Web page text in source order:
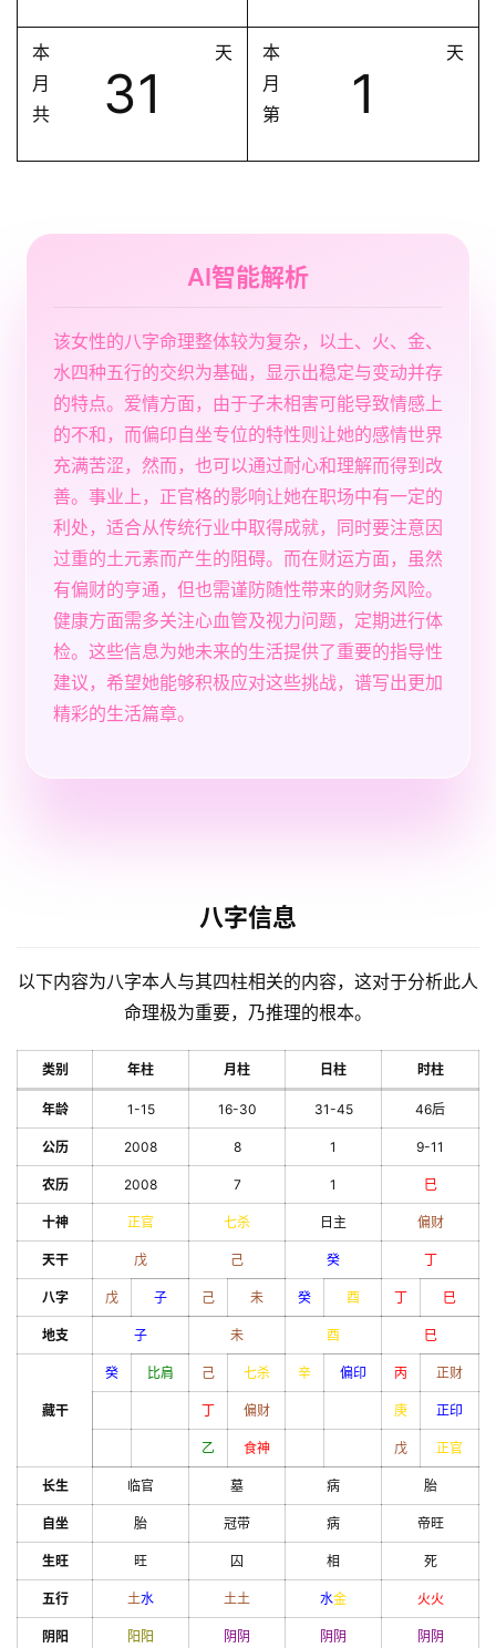
本
月
共
31
天
本
月
第
1
天
AI智能解析
该女性的八字命理整体较为复杂，以土、火、金、
水四种五行的交织为基础，显示出稳定与变动并存
的特点。爱情方面，由于子未相害可能导致情感上
的不和，而偏印自坐专位的特性则让她的感情世界
充满苦涩，然而，也可以通过耐心和理解而得到改
善。事业上，正官格的影响让她在职场中有一定的
利处，适合从传统行业中取得成就，同时要注意因
过重的土元素而产生的阻碍。而在财运方面，虽然
有偏财的亨通，但也需谨防随性带来的财务风险。
健康方面需多关注心血管及视力问题，定期进行体
检。这些信息为她未来的生活提供了重要的指导性
建议，希望她能够积极应对这些挑战，谱写出更加
精彩的生活篇章。
八字信息
以下内容为八字本人与其四柱相关的内容，这对于分析此人
命理极为重要，乃推理的根本。
类别 年柱 月柱 日柱 时柱
年龄 1-15 16-30 31-45 46后
公历 2008 8 1 9-11
农历 2008 7 1 巳
十神 正官 七杀 日主 偏财
天干 戊 己 癸 丁
八字 戊 子 己 未 癸 酉 丁 巳
地支 子 未 酉 巳
藏干
癸 比肩 己 七杀 辛 偏印 丙 正财
丁 偏财 庚 正印
乙 食神 戊 正官
长生 临官 墓 病 胎
自坐 胎 冠带 病 帝旺
生旺 旺 囚 相 死
五行 土水 土土 水金 火火
阴阳 阳 阳 阴 阴 阴 阴 阴 阴